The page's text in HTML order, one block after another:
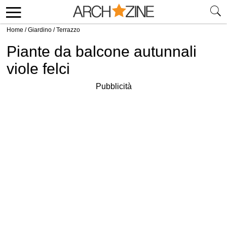
Home /Giardino /Terrazzo
Piante da balcone autunnali
viole felci
Pubblicità